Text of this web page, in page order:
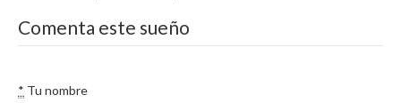
Comenta este sueño
* Tu nombre